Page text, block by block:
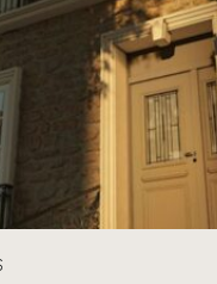
Aluminium
Acier
PVC
Mixte
Bois
ma porte